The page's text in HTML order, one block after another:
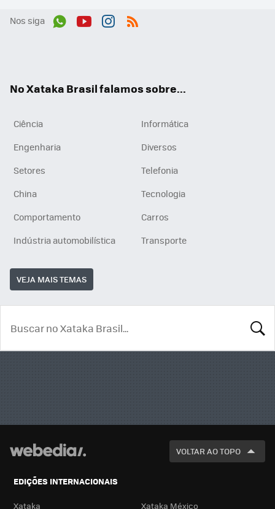
Nos siga
No Xataka Brasil falamos sobre...
Ciência
Informática
Engenharia
Diversos
Setores
Telefonia
China
Tecnologia
Comportamento
Carros
Indústria automobilística
Transporte
VEJA MAIS TEMAS
VOLTAR AO TOPO
EDIÇÕES INTERNACIONAIS
Xataka Xataka México